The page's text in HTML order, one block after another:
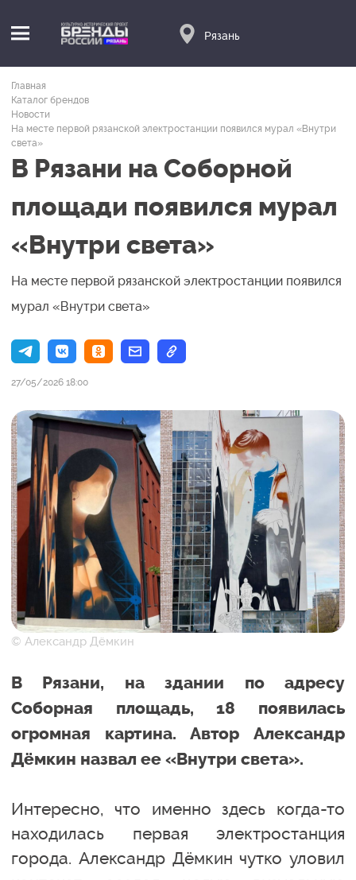
Рязань
Главная
Каталог брендов
Новости
На месте первой рязанской электростанции появился мурал «Внутри
света»
В Рязани на Соборной
площади появился мурал
«Внутри света»
На месте первой рязанской электростанции появился
мурал «Внутри света»
27/05/2026 18:00
© Александр Дёмкин
В Рязани, на здании по адресу
Соборная площадь, 18 появилась
огромная картина. Автор Александр
Дёмкин назвал ее «Внутри света».
Интересно, что именно здесь когда-то
находилась первая электростанция
города. Александр Дёмкин чутко уловил